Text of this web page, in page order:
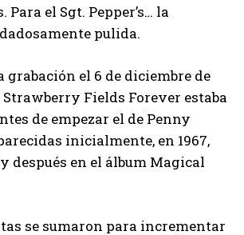
el Sgt. Pepper’s… la
pulida.
grabación el 6 de diciembre de
Strawberry Fields Forever estaba
de empezar el de Penny
inicialmente, en 1967,
y después en el álbum Magical
se sumaron para incrementar